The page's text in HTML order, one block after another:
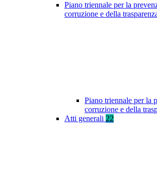
Piano triennale per la
corruzione e della
Piano triennale per la
corruzione e della
Atti generali 22